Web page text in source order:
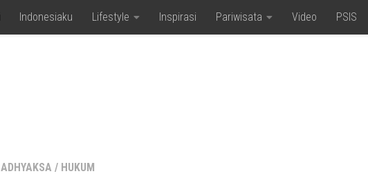
Indonesiaku Lifestyle Inspirasi Pariwisata Video PSIS
ADHYAKSA / HUKUM